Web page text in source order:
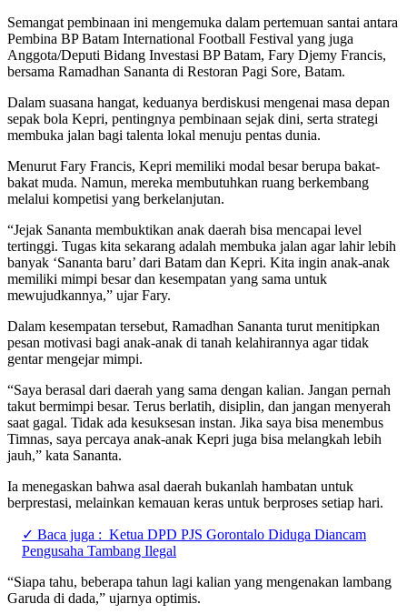
Semangat pembinaan ini mengemuka dalam pertemuan santai antara
Pembina BP Batam International Football Festival yang juga
Anggota/Deputi Bidang Investasi BP Batam, Fary Djemy Francis,
bersama Ramadhan Sananta di Restoran Pagi Sore, Batam.
Dalam suasana hangat, keduanya berdiskusi mengenai masa depan
sepak bola Kepri, pentingnya pembinaan sejak dini, serta strategi
membuka jalan bagi talenta lokal menuju pentas dunia.
Menurut Fary Francis, Kepri memiliki modal besar berupa bakat-
bakat muda. Namun, mereka membutuhkan ruang berkembang
melalui kompetisi yang berkelanjutan.
“Jejak Sananta membuktikan anak daerah bisa mencapai level
tertinggi. Tugas kita sekarang adalah membuka jalan agar lahir lebih
banyak ‘Sananta baru’ dari Batam dan Kepri. Kita ingin anak-anak
memiliki mimpi besar dan kesempatan yang sama untuk
mewujudkannya,” ujar Fary.
Dalam kesempatan tersebut, Ramadhan Sananta turut menitipkan
pesan motivasi bagi anak-anak di tanah kelahirannya agar tidak
gentar mengejar mimpi.
“Saya berasal dari daerah yang sama dengan kalian. Jangan pernah
takut bermimpi besar. Terus berlatih, disiplin, dan jangan menyerah
saat gagal. Tidak ada kesuksesan instan. Jika saya bisa menembus
Timnas, saya percaya anak-anak Kepri juga bisa melangkah lebih
jauh,” kata Sananta.
Ia menegaskan bahwa asal daerah bukanlah hambatan untuk
berprestasi, melainkan kemauan keras untuk berproses setiap hari.
✓ Baca juga : Ketua DPD PJS Gorontalo Diduga Diancam
Pengusaha Tambang Ilegal
“Siapa tahu, beberapa tahun lagi kalian yang mengenakan lambang
Garuda di dada,” ujarnya optimis.